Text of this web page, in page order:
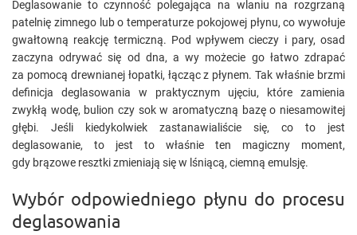
Deglasowanie to czynność polegająca na wlaniu na rozgrzaną
patelnię zimnego lub o temperaturze pokojowej płynu, co wywołuje
gwałtowną reakcję termiczną. Pod wpływem cieczy i pary, osad
zaczyna odrywać się od dna, a wy możecie go łatwo zdrapać
za pomocą drewnianej łopatki, łącząc z płynem. Tak właśnie brzmi
definicja deglasowania w praktycznym ujęciu, które zamienia
zwykłą wodę, bulion czy sok w aromatyczną bazę o niesamowitej
głębi. Jeśli kiedykolwiek zastanawialiście się, co to jest
deglasowanie, to jest to właśnie ten magiczny moment,
gdy brązowe resztki zmieniają się w lśniącą, ciemną emulsję.
Wybór odpowiedniego płynu do procesu
deglasowania